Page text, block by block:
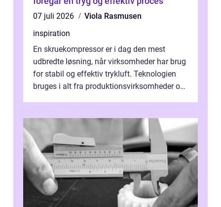
07 juli 2026
Viola Rasmusen
inspiration
En skruekompressor er i dag den mest
udbredte løsning, når virksomheder har brug
for stabil og effektiv trykluft. Teknologien
bruges i alt fra produktionsvirksomheder og